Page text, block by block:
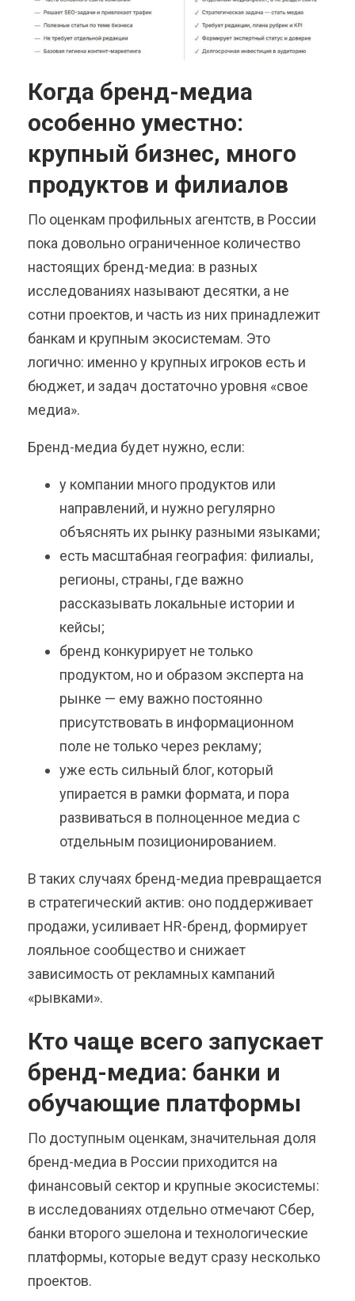
Когда бренд-медиа
особенно уместно:
крупный бизнес, много
продуктов и филиалов
По оценкам профильных агентств, в России
пока довольно ограниченное количество
настоящих бренд-медиа: в разных
исследованиях называют десятки, а не
сотни проектов, и часть из них принадлежит
банкам и крупным экосистемам. Это
логично: именно у крупных игроков есть и
бюджет, и задач достаточно уровня «свое
медиа».
Бренд-медиа будет нужно, если:
у компании много продуктов или
направлений, и нужно регулярно
объяснять их рынку разными языками;
есть масштабная география: филиалы,
регионы, страны, где важно
рассказывать локальные истории и
кейсы;
бренд конкурирует не только
продуктом, но и образом эксперта на
рынке — ему важно постоянно
присутствовать в информационном
поле не только через рекламу;
уже есть сильный блог, который
упирается в рамки формата, и пора
развиваться в полноценное медиа с
отдельным позиционированием.
В таких случаях бренд-медиа превращается
в стратегический актив: оно поддерживает
продажи, усиливает HR-бренд, формирует
лояльное сообщество и снижает
зависимость от рекламных кампаний
«рывками».
Кто чаще всего запускает
бренд-медиа: банки и
обучающие платформы
По доступным оценкам, значительная доля
бренд-медиа в России приходится на
финансовый сектор и крупные экосистемы:
в исследованиях отдельно отмечают Сбер,
банки второго эшелона и технологические
платформы, которые ведут сразу несколько
проектов.